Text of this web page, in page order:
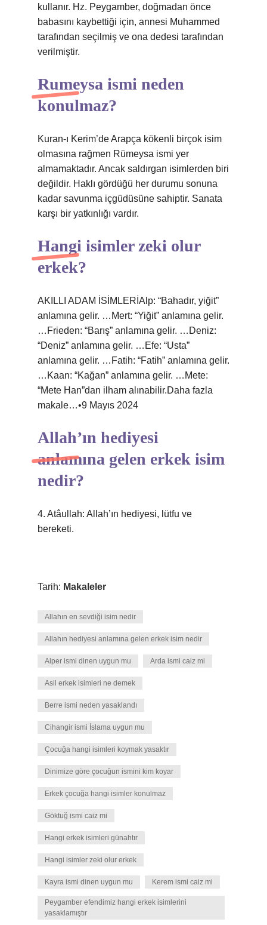
kullanır. Hz. Peygamber, doğmadan önce
babasını kaybettiği için, annesi Muhammed
tarafından seçilmiş ve ona dedesi tarafından
verilmiştir.
Rumeysa ismi neden
konulmaz?
Kuran-ı Kerim’de Arapça kökenli birçok isim
olmasına rağmen Rümeysa ismi yer
almamaktadır. Ancak saldırgan isimlerden biri
değildir. Haklı gördüğü her durumu sonuna
kadar savunma içgüdüsüne sahiptir. Sanata
karşı bir yatkınlığı vardır.
Hangi isimler zeki olur
erkek?
AKILLI ADAM İSİMLERİAlp: “Bahadır, yiğit”
anlamına gelir. …Mert: “Yiğit” anlamına gelir.
…Frieden: “Barış” anlamına gelir. …Deniz:
“Deniz” anlamına gelir. …Efe: “Usta”
anlamına gelir. …Fatih: “Fatih” anlamına gelir.
…Kaan: “Kağan” anlamına gelir. …Mete:
“Mete Han”dan ilham alınabilir.Daha fazla
makale…•9 Mayıs 2024
Allah’ın hediyesi
anlamına gelen erkek isim
nedir?
4. Atâullah: Allah’ın hediyesi, lütfu ve
bereketi.
Tarih: Makaleler
Allahın en sevdiği isim nedir
Allahın hediyesi anlamına gelen erkek isim nedir
Alper ismi dinen uygun mu Arda ismi caiz mi
Asil erkek isimleri ne demek
Berre ismi neden yasaklandı
Cihangir ismi İslama uygun mu
Çocuğa hangi isimleri koymak yasaktır
Dinimize göre çocuğun ismini kim koyar
Erkek çocuğa hangi isimler konulmaz
Göktuğ ismi caiz mi
Hangi erkek isimleri günahtır
Hangi isimler zeki olur erkek
Kayra ismi dinen uygun mu Kerem ismi caiz mi
Peygamber efendimiz hangi erkek isimlerini
yasaklamıştır